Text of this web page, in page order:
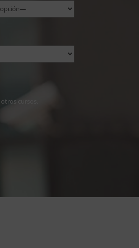
cursos.